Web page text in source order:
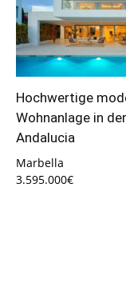
Hochwertige
Wohnanlage in
Andalucia
Marbella
3.595.000€